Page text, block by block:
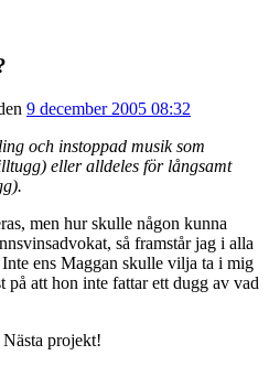
9 december 2005 08:32
och instoppad musik som
eller alldeles för långsamt
men hur skulle någon kunna
så framstår jag i alla
ens Maggan skulle vilja ta i mig
på att hon inte fattar ett dugg av vad
projekt!